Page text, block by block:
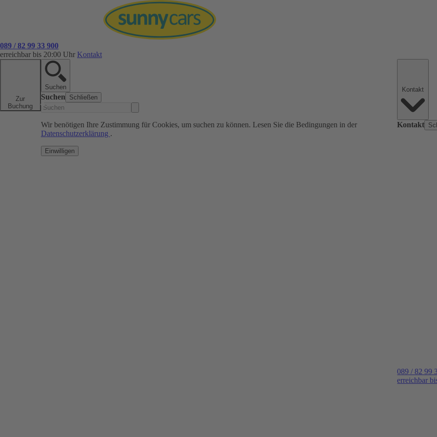
089 / 82 99 33 900
erreichbar bis 20:00 Uhr Kontakt
Zur
Buchung
Suchen
Suchen Schließen
Wir benötigen Ihre Zustimmung für Cookies, um suchen zu können. Lesen Sie die Bedingungen in der
Datenschutzerklärung .
Einwilligen
Kontakt
089 / 82 99
erreichbar